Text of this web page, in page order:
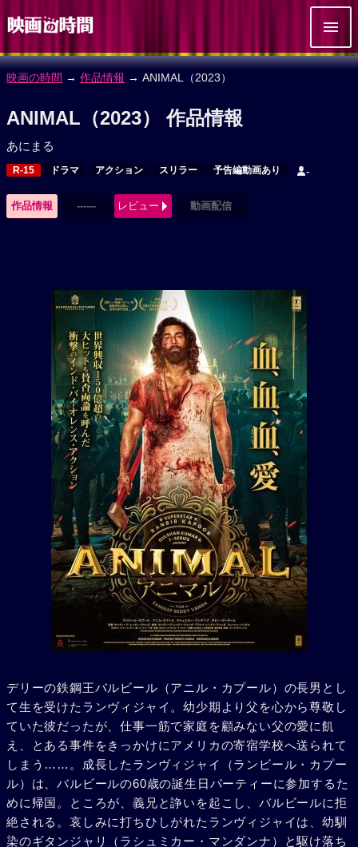
映画の時間 → 作品情報 → ANIMAL（2023）
ANIMAL（2023） 作品情報
あにまる
R-15 ドラマ アクション スリラー 予告編動画あり -
作品情報 ------ レビュー 動画配信
デリーの鉄鋼王バルビール（アニル・カプール）の長男とし
て生を受けたランヴィジャイ。幼少期より父を心から尊敬し
ていた彼だったが、仕事一筋で家庭を顧みない父の愛に飢
え、とある事件をきっかけにアメリカの寄宿学校へ送られて
しまう……。成長したランヴィジャイ（ランビール・カプー
ル）は、バルビールの60歳の誕生日パーティーに参加するた
めに帰国。ところが、義兄と諍いを起こし、バルビールに拒
絶される。哀しみに打ちひしがれたランヴィジャイは、幼馴
染のギタンジャリ（ラシュミカー・マンダンナ）と駆け落ち